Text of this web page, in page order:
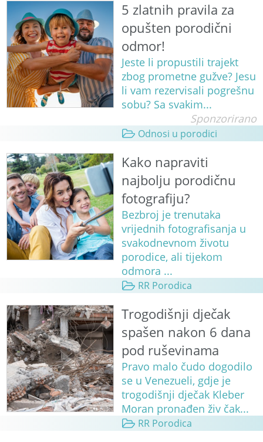
5 zlatnih pravila za
opušten porodični
odmor!
Jeste li propustili trajekt
zbog prometne gužve? Jesu
li vam rezervisali pogrešnu
sobu? Sa svakim...
Sponzorirano
Odnosi u porodici
Kako napraviti
najbolju porodičnu
fotografiju?
Bezbroj je trenutaka
vrijednih fotografisanja u
svakodnevnom životu
porodice, ali tijekom
odmora ...
RR Porodica
Trogodišnji dječak
spašen nakon 6 dana
pod ruševinama
Pravo malo čudo dogodilo
se u Venezueli, gdje je
trogodišnji dječak Kleber
Moran pronađen živ čak...
RR Porodica